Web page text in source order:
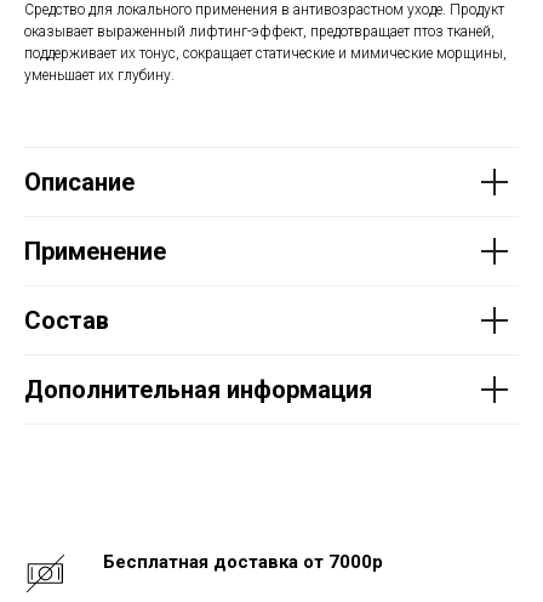
Cредство для локального применения в антивозрастном уходе. Продукт
оказывает выраженный лифтинг-эффект, предотвращает птоз тканей,
поддерживает их тонус, сокращает статические и мимические морщины,
уменьшает их глубину.
Описание
Применение
Состав
Дополнительная информация
Бесплатная доставка от 7000р